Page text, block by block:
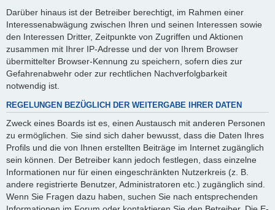
Darüber hinaus ist der Betreiber berechtigt, im Rahmen einer
Interessenabwägung zwischen Ihren und seinen Interessen sowie
den Interessen Dritter, Zeitpunkte von Zugriffen und Aktionen
zusammen mit Ihrer IP-Adresse und der von Ihrem Browser
übermittelter Browser-Kennung zu speichern, sofern dies zur
Gefahrenabwehr oder zur rechtlichen Nachverfolgbarkeit
notwendig ist.
REGELUNGEN BEZÜGLICH DER WEITERGABE IHRER DATEN
Zweck eines Boards ist es, einen Austausch mit anderen Personen
zu ermöglichen. Sie sind sich daher bewusst, dass die Daten Ihres
Profils und die von Ihnen erstellten Beiträge im Internet zugänglich
sein können. Der Betreiber kann jedoch festlegen, dass einzelne
Informationen nur für einen eingeschränkten Nutzerkreis (z. B.
andere registrierte Benutzer, Administratoren etc.) zugänglich sind.
Wenn Sie Fragen dazu haben, suchen Sie nach entsprechenden